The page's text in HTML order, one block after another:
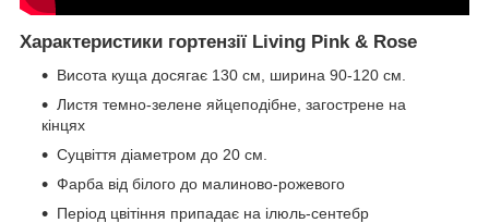
Характеристики гортензії Living Pink & Rose
Висота куща досягає 130 см, ширина 90-120 см.
Листя темно-зелене яйцеподібне, загострене на
кінцях
Суцвіття діаметром до 20 см.
Фарба від білого до малиново-рожевого
Період цвітіння припадає на ілюль-сентебр